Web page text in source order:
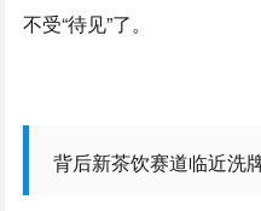
不受“待见”了。
背后新茶饮赛道临近洗